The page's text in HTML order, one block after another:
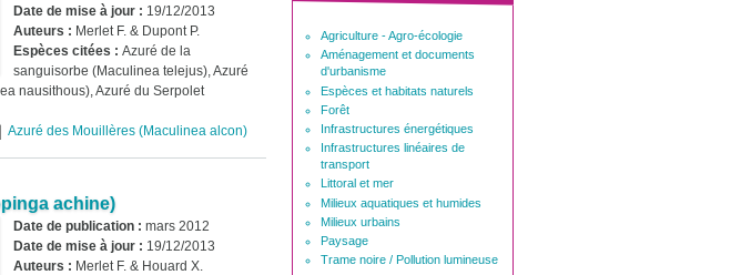
Date de mise à jour : 19/12/2013
Auteurs : Merlet F. & Dupont P.
Espèces citées : Azuré de la
sanguisorbe (Maculinea telejus), Azuré
nausithous), Azuré du Serpolet
Azuré des Mouillères (Maculinea alcon)
achine)
Date de publication : mars 2012
Date de mise à jour : 19/12/2013
Auteurs : Merlet F. & Houard X.
Agriculture - Agro-écologie
Aménagement et documents
d'urbanisme
Espèces et habitats naturels
Forêt
Infrastructures énergétiques
Infrastructures linéaires de
transport
Littoral et mer
Milieux aquatiques et humides
Milieux urbains
Paysage
Trame noire / Pollution lumineuse